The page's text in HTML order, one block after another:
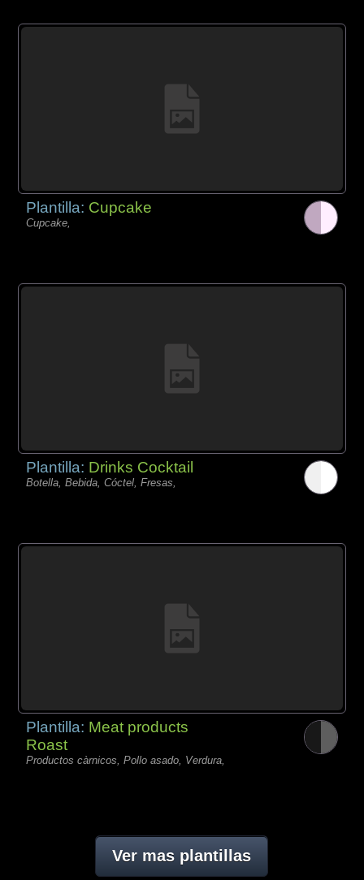
Plantilla: Cupcake
Cupcake,
Plantilla: Drinks Cocktail
Botella, Bebida, Cóctel, Fresas,
Plantilla: Meat products
Roast
Productos càrnicos, Pollo asado, Verdura,
Ver mas plantillas